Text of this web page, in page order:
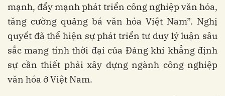
mạnh, đẩy mạnh phát triển công nghiệp văn hóa,
tăng cường quảng bá văn hóa Việt Nam”. Nghị
quyết đã thể hiện sự phát triển tư duy lý luận sâu
sắc mang tính thời đại của Đảng khi khẳng định
sự cần thiết phải xây dựng ngành công nghiệp
văn hóa ở Việt Nam.